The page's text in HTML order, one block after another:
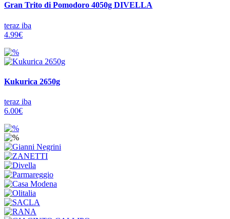
Gran Trito di Pomodoro 4050g DIVELLA
teraz iba
4.99€
Kukurica 2650g
teraz iba
6.00€